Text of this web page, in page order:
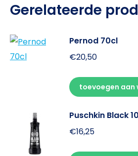
Gerelateerde
Pernod 70cl
€20,50
toevoegen aan
Puschkin Black
€16,25